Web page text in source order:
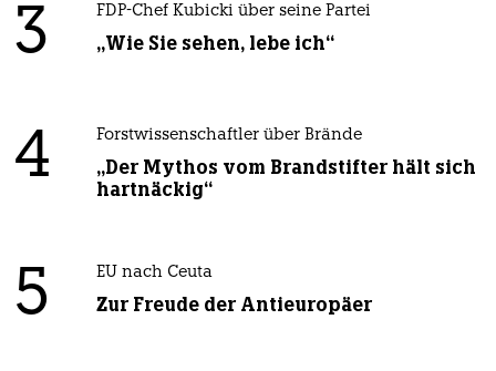
3 FDP-Chef Kubicki über seine Partei
„Wie Sie sehen, lebe ich“
4 Forstwissenschaftler über Brände
„Der Mythos vom Brandstifter hält sich
hartnäckig“
5 EU nach Ceuta
Zur Freude der Antieuropäer